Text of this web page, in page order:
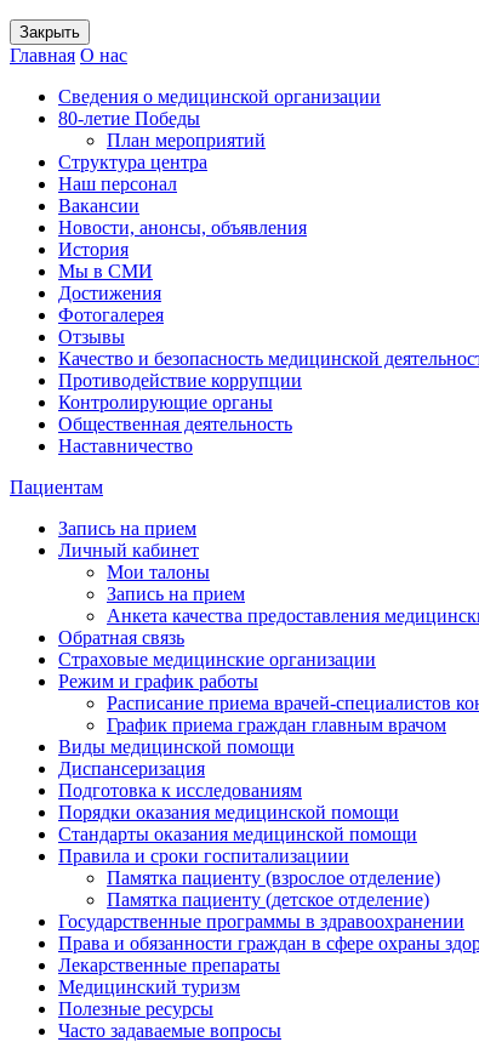
Закрыть
Главная О нас
Сведения о медицинской организации
80-летие Победы
План мероприятий
Структура центра
Наш персонал
Вакансии
Новости, анонсы, объявления
История
Мы в СМИ
Достижения
Фотогалерея
Отзывы
Качество и безопасность медицинской
Противодействие коррупции
Контролирующие органы
Общественная деятельность
Наставничество
Пациентам
Запись на прием
Личный кабинет
Мои талоны
Запись на прием
Анкета качества предоставления
Обратная связь
Страховые медицинские организации
Режим и график работы
Расписание приема врачей-специалистов
График приема граждан главным врачом
Виды медицинской помощи
Диспансеризация
Подготовка к исследованиям
Порядки оказания медицинской помощи
Стандарты оказания медицинской помощи
Правила и сроки госпитализациии
Памятка пациенту (взрослое отделение)
Памятка пациенту (детское отделение)
Государственные программы в здравоохранении
Права и обязанности граждан в сфере охраны
Лекарственные препараты
Медицинский туризм
Полезные ресурсы
Часто задаваемые вопросы